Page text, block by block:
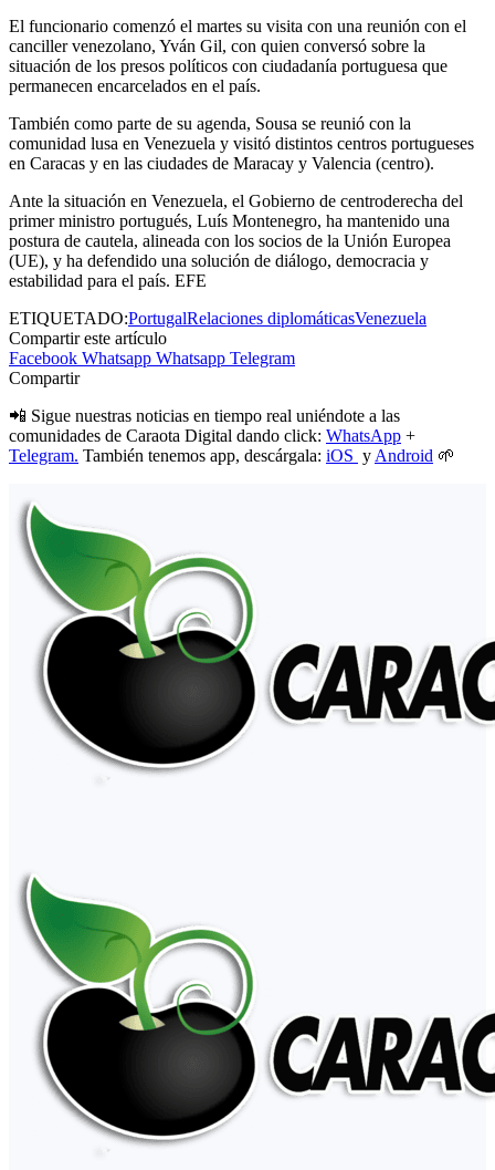
El funcionario comenzó el martes su visita con una reunión con el
canciller venezolano, Yván Gil, con quien conversó sobre la
situación de los presos políticos con ciudadanía portuguesa que
permanecen encarcelados en el país.
También como parte de su agenda, Sousa se reunió con la
comunidad lusa en Venezuela y visitó distintos centros portugueses
en Caracas y en las ciudades de Maracay y Valencia (centro).
Ante la situación en Venezuela, el Gobierno de centroderecha del
primer ministro portugués, Luís Montenegro, ha mantenido una
postura de cautela, alineada con los socios de la Unión Europea
(UE), y ha defendido una solución de diálogo, democracia y
estabilidad para el país. EFE
ETIQUETADO:PortugalRelaciones diplomáticasVenezuela
Compartir este artículo
Facebook Whatsapp Whatsapp Telegram
Compartir
📲 Sigue nuestras noticias en tiempo real uniéndote a las
comunidades de Caraota Digital dando click: WhatsApp +
Telegram. También tenemos app, descárgala: iOS y Android 🌱